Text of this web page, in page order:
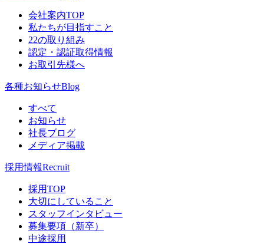
会社案内TOP
私たちが目指すこと
22の取り組み
認定・認証取得情報
お取引先様へ
各種お知らせBlog
すべて
お知らせ
社長ブログ
メディア掲載
採用情報Recruit
採用TOP
大切にしていること
スタッフインタビュー
募集要項（新卒）
中途採用